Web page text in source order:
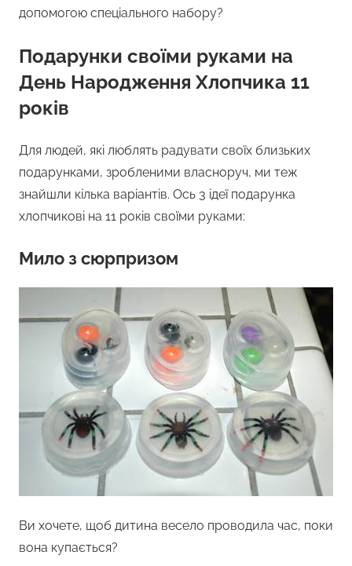
допомогою спеціального набору?
Подарунки своїми руками на
День Народження Хлопчика 11
років
Для людей, які люблять радувати своїх близьких
подарунками, зробленими власноруч, ми теж
знайшли кілька варіантів. Ось 3 ідеї подарунка
хлопчикові на 11 років своїми руками:
Мило з сюрпризом
Ви хочете, щоб дитина весело проводила час, поки
вона купається?